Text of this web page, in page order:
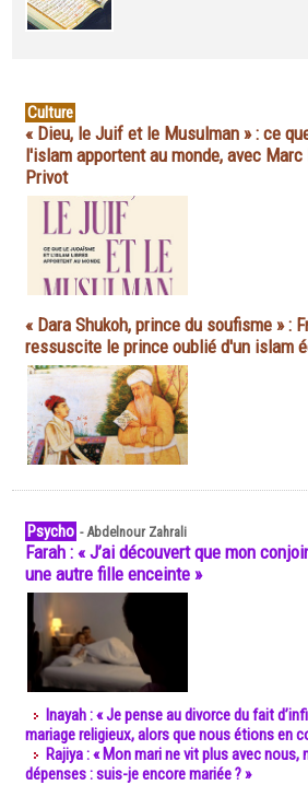
Culture
« Dieu, le Juif et le Musulman » : ce
l'islam apportent au monde, avec
Privot
« Dara Shukoh, prince du soufisme » :
ressuscite le prince oublié d'un islam
Psycho -Abdelnour Zahrali
Farah : « J’ai découvert que mon
une autre fille enceinte »
Inayah : « Je pense au divorce du fait
mariage religieux, alors que nous étions en
Rajiya : « Mon mari ne vit plus avec nous,
dépenses : suis-je encore mariée ? »